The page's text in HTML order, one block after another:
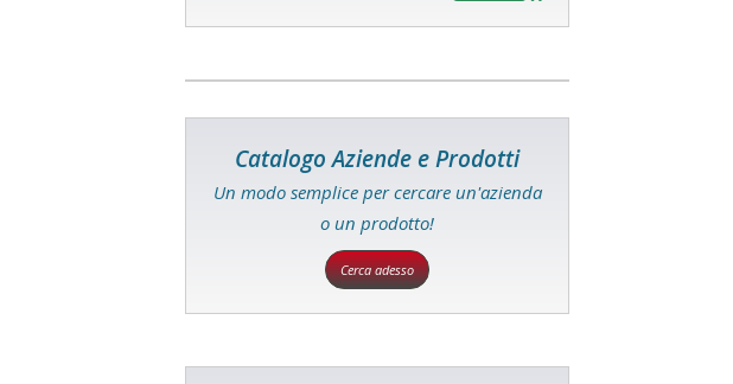
Catalogo Aziende e Prodotti
Un modo semplice per cercare un'azienda
o un prodotto!
Cerca adesso